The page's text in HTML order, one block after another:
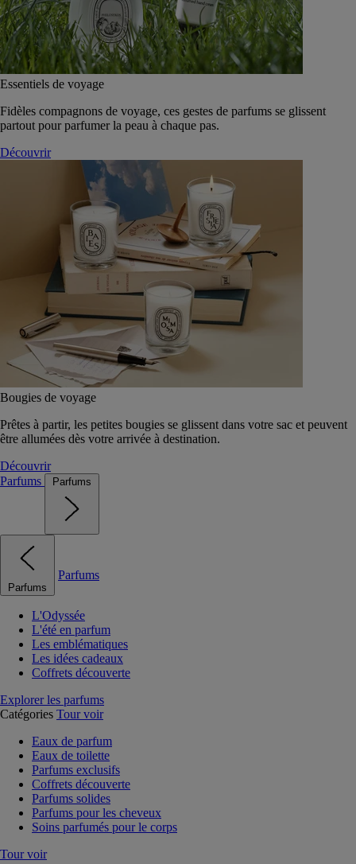
Essentiels de voyage
Fidèles compagnons de voyage, ces gestes de parfums se glissent
partout pour parfumer la peau à chaque pas.
Découvrir
Bougies de voyage
Prêtes à partir, les petites bougies se glissent dans votre sac et peuvent
être allumées dès votre arrivée à destination.
Découvrir
Parfums
Parfums
Parfums
Parfums
L'Odyssée
L'été en parfum
Les emblématiques
Les idées cadeaux
Coffrets découverte
Explorer les parfums
Catégories Tour voir
Eaux de parfum
Eaux de toilette
Parfums exclusifs
Coffrets découverte
Parfums solides
Parfums pour les cheveux
Soins parfumés pour le corps
Tour voir